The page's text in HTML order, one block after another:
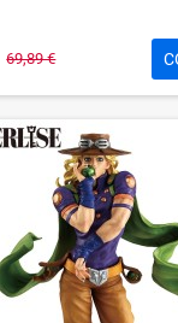
69,89 €